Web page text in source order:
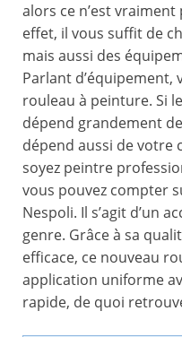
alors ce n’est vraiment
effet, il vous suffit de
mais aussi des
Parlant d’équipement,
rouleau à peinture. Si
dépend grandement
dépend aussi de votre
soyez peintre
vous pouvez compter
Nespoli. Il s’agit d’un
genre. Grâce à sa
efficace, ce nouveau
application uniforme
rapide, de quoi